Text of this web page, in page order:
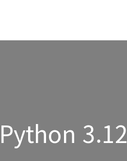
3.12